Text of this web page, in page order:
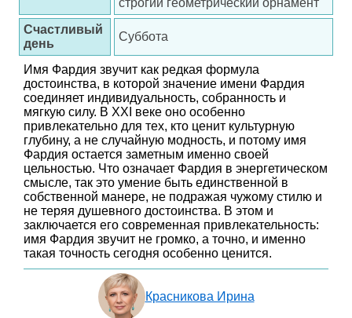
строгий геометрический орнамент
Счастливый
день
Суббота
Имя Фардия звучит как редкая формула
достоинства, в которой значение имени Фардия
соединяет индивидуальность, собранность и
мягкую силу. В XXI веке оно особенно
привлекательно для тех, кто ценит культурную
глубину, а не случайную модность, и потому имя
Фардия остается заметным именно своей
цельностью. Что означает Фардия в энергетическом
смысле, так это умение быть единственной в
собственной манере, не подражая чужому стилю и
не теряя душевного достоинства. В этом и
заключается его современная привлекательность:
имя Фардия звучит не громко, а точно, и именно
такая точность сегодня особенно ценится.
Красникова Ирина